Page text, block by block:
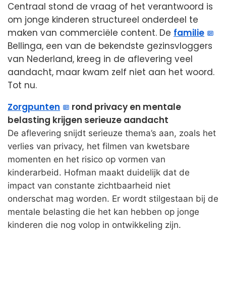
Centraal stond de vraag of het verantwoord is
om jonge kinderen structureel onderdeel te
maken van commerciële content. De familie
Bellinga, een van de bekendste gezinsvloggers
van Nederland, kreeg in de aflevering veel
aandacht, maar kwam zelf niet aan het woord.
Tot nu.
Zorgpunten
rond privacy en mentale
belasting krijgen serieuze aandacht
De aflevering snijdt serieuze thema’s aan, zoals het
verlies van privacy, het filmen van kwetsbare
momenten en het risico op vormen van
kinderarbeid. Hofman maakt duidelijk dat de
impact van constante zichtbaarheid niet
onderschat mag worden. Er wordt stilgestaan bij de
mentale belasting die het kan hebben op jonge
kinderen die nog volop in ontwikkeling zijn.